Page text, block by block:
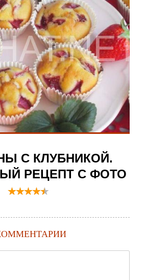
С КЛУБНИКОЙ.
РЕЦЕПТ С ФОТО